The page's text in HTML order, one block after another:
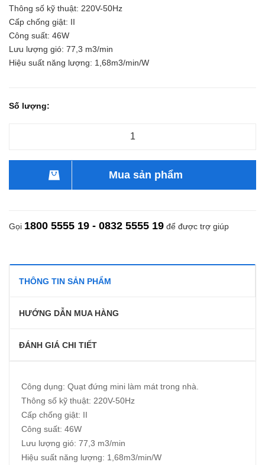
Thông số kỹ thuật: 220V-50Hz
Cấp chống giật: II
Công suất: 46W
Lưu lượng gió: 77,3 m3/min
Hiệu suất năng lượng: 1,68m3/min/W
Số lượng:
Mua sản phẩm
Gọi 1800 5555 19 - 0832 5555 19 để được trợ giúp
THÔNG TIN SẢN PHẨM
HƯỚNG DẪN MUA HÀNG
ĐÁNH GIÁ CHI TIẾT
Công dụng: Quạt đứng mini làm mát trong nhà.
Thông số kỹ thuật: 220V-50Hz
Cấp chống giật: II
Công suất: 46W
Lưu lượng gió: 77,3 m3/min
Hiệu suất năng lượng: 1,68m3/min/W